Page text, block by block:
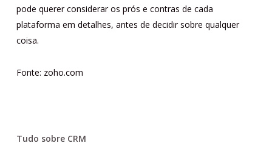
pode querer considerar os prós e contras de cada
plataforma em detalhes, antes de decidir sobre qualquer
coisa.
Fonte: zoho.com
Tudo sobre CRM